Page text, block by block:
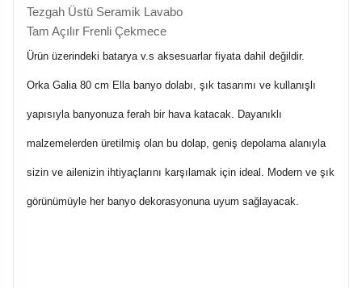
Tezgah Üstü Seramik Lavabo
Tam Açılır Frenli Çekmece
Ürün üzerindeki batarya v.s aksesuarlar fiyata dahil değildir.
Orka Galia 80 cm Ella banyo dolabı, şık tasarımı ve kullanışlı
yapısıyla banyonuza ferah bir hava katacak. Dayanıklı
malzemelerden üretilmiş olan bu dolap, geniş depolama alanıyla
sizin ve ailenizin ihtiyaçlarını karşılamak için ideal. Modern ve şık
görünümüyle her banyo dekorasyonuna uyum sağlayacak.